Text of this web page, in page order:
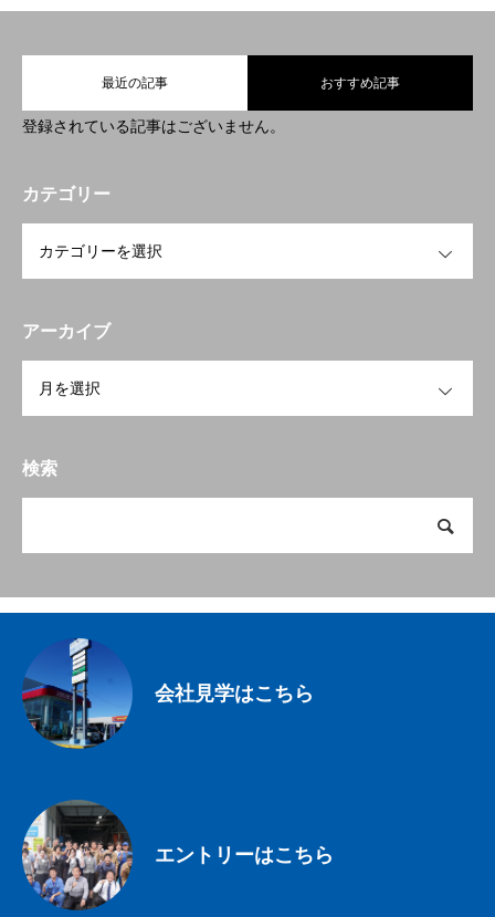
最近の記事 おすすめ記事
登録されている記事はございません。
カテゴリー
アーカイブ
検索
会社見学はこちら
エントリーはこちら